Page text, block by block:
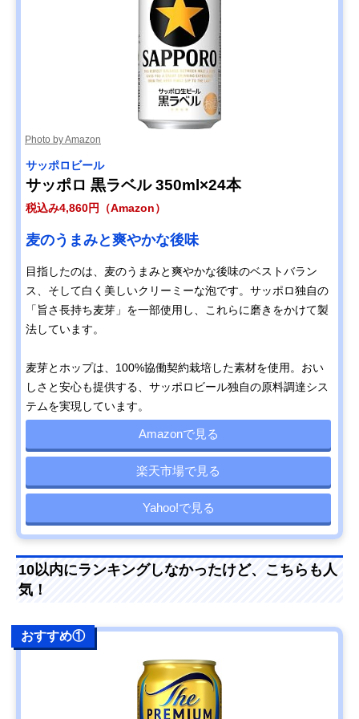
Photo by Amazon
サッポロビール
サッポロ 黒ラベル 350ml×24本
税込み4,860円（Amazon）
麦のうまみと爽やかな後味
目指したのは、麦のうまみと爽やかな後味のベストバラン
ス、そして白く美しいクリーミーな泡です。サッポロ独自の
「旨さ長持ち麦芽」を一部使用し、これらに磨きをかけて製
法しています。
麦芽とホップは、100%協働契約栽培した素材を使用。おい
しさと安心も提供する、サッポロビール独自の原料調達シス
テムを実現しています。
Amazonで見る
楽天市場で見る
Yahoo!で見る
10以内にランキングしなかったけど、こちらも人
気！
おすすめ①